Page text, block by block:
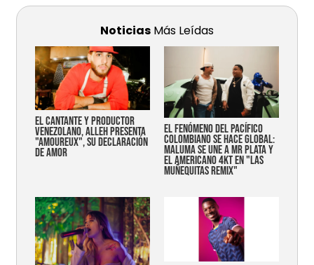
Noticias Más Leídas
EL CANTANTE Y PRODUCTOR
VENEZOLANO, ALLEH PRESENTA
"AMOUREUX", SU DECLARACIÓN
DE AMOR
EL FENÓMENO DEL PACÍFICO
COLOMBIANO SE HACE GLOBAL:
MALUMA SE UNE A MR PLATA Y
EL AMERICANO 4KT EN "LAS
MUÑEQUITAS REMIX"